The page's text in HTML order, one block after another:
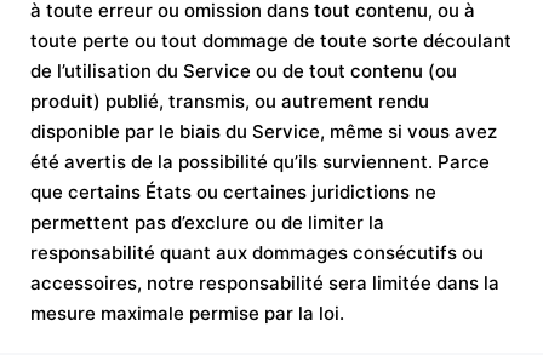
à toute erreur ou omission dans tout contenu, ou à
toute perte ou tout dommage de toute sorte découlant
de l’utilisation du Service ou de tout contenu (ou
produit) publié, transmis, ou autrement rendu
disponible par le biais du Service, même si vous avez
été avertis de la possibilité qu’ils surviennent. Parce
que certains États ou certaines juridictions ne
permettent pas d’exclure ou de limiter la
responsabilité quant aux dommages consécutifs ou
accessoires, notre responsabilité sera limitée dans la
mesure maximale permise par la loi.